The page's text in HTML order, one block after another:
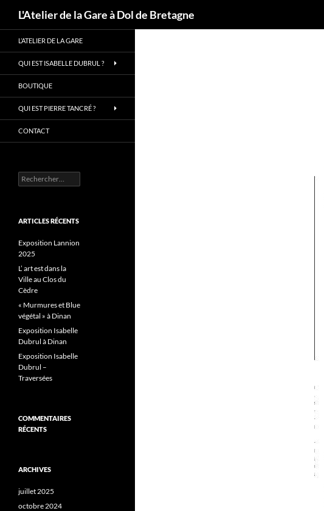
Aller
au
contenu
L'Atelier de la Gare à Dol de Bretagne
L’ATELIER DE LA GARE
QUI EST ISABELLE DUBRUL ?
BOUTIQUE
QUI EST PIERRE TANCRÉ ?
CONTACT
Rechercher :
ARTICLES RÉCENTS
Exposition Lannion
2025
L’ art est dans la
Ville au Clos du
Cèdre
« Murmures et Blue
végétal » à Dinan
Exposition Isabelle
Dubrul à Dinan
Exposition Isabelle
Dubrul –
Traversées
COMMENTAIRES
RÉCENTS
ARCHIVES
juillet 2025
octobre 2024